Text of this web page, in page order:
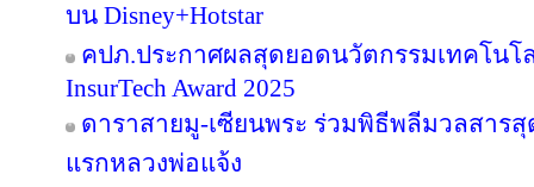
บน Disney+Hotstar
คปภ.ประกาศผลสุดยอดนวัตกรรมเทคโนโ
InsurTech Award 2025
ดาราสายมู-เซียนพระ ร่วมพิธีพลีมวลสาร
แรกหลวงพ่อแจ้ง